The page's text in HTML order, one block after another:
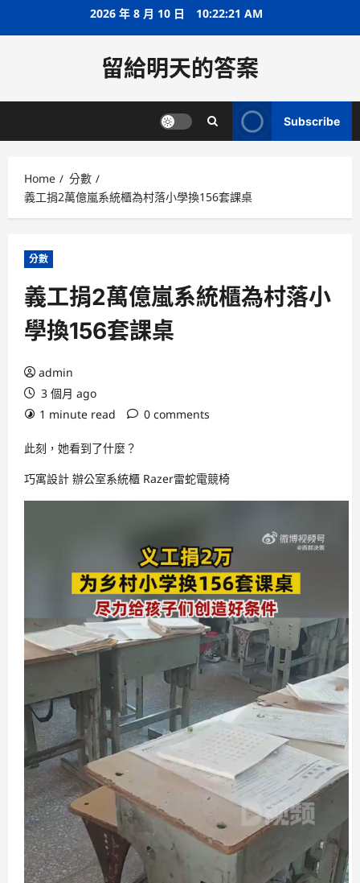
2026 年 8 月 10 日 10:22:22 AM
留給明天的答案
Subscribe
Home
分數
義工捐2萬億嵐系統櫃為村落小學換156套課桌
分數
義工捐2萬億嵐系統櫃為村落小
學換156套課桌
admin
3 個月 ago
1 minute read
0 comments
此刻，她看到了什麼？
巧寓設計 辦公室系統櫃 Razer雷蛇電競椅